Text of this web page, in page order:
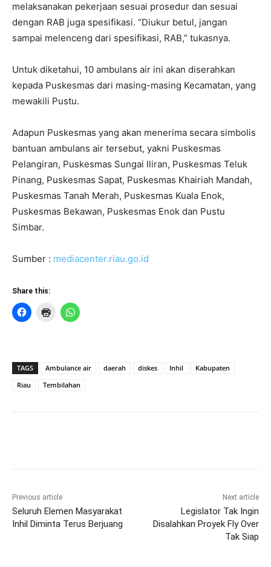
melaksanakan pekerjaan sesuai prosedur dan sesuai
dengan RAB juga spesifikasi. “Diukur betul, jangan
sampai melenceng dari spesifikasi, RAB,” tukasnya.
Untuk diketahui, 10 ambulans air ini akan diserahkan
kepada Puskesmas dari masing-masing Kecamatan, yang
mewakili Pustu.
Adapun Puskesmas yang akan menerima secara simbolis
bantuan ambulans air tersebut, yakni Puskesmas
Pelangiran, Puskesmas Sungai Iliran, Puskesmas Teluk
Pinang, Puskesmas Sapat, Puskesmas Khairiah Mandah,
Puskesmas Tanah Merah, Puskesmas Kuala Enok,
Puskesmas Bekawan, Puskesmas Enok dan Pustu
Simbar.
Sumber : mediacenter.riau.go.id
Share this:
TAGS Ambulance air daerah diskes Inhil
Kabupaten
Riau
Tembilahan
Previous article
Seluruh Elemen Masyarakat
Inhil Diminta Terus Berjuang
Next article
Legislator Tak Ingin
Disalahkan Proyek Fly Over
Tak Siap